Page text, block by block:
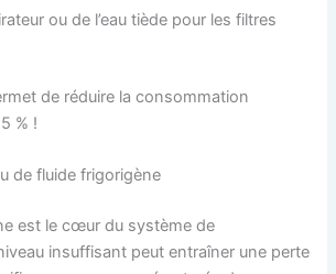
ou de l’eau tiède pour les filtres
de réduire la consommation
% !
de fluide frigorigène
est le cœur du système de
insuffisant peut entraîner une perte